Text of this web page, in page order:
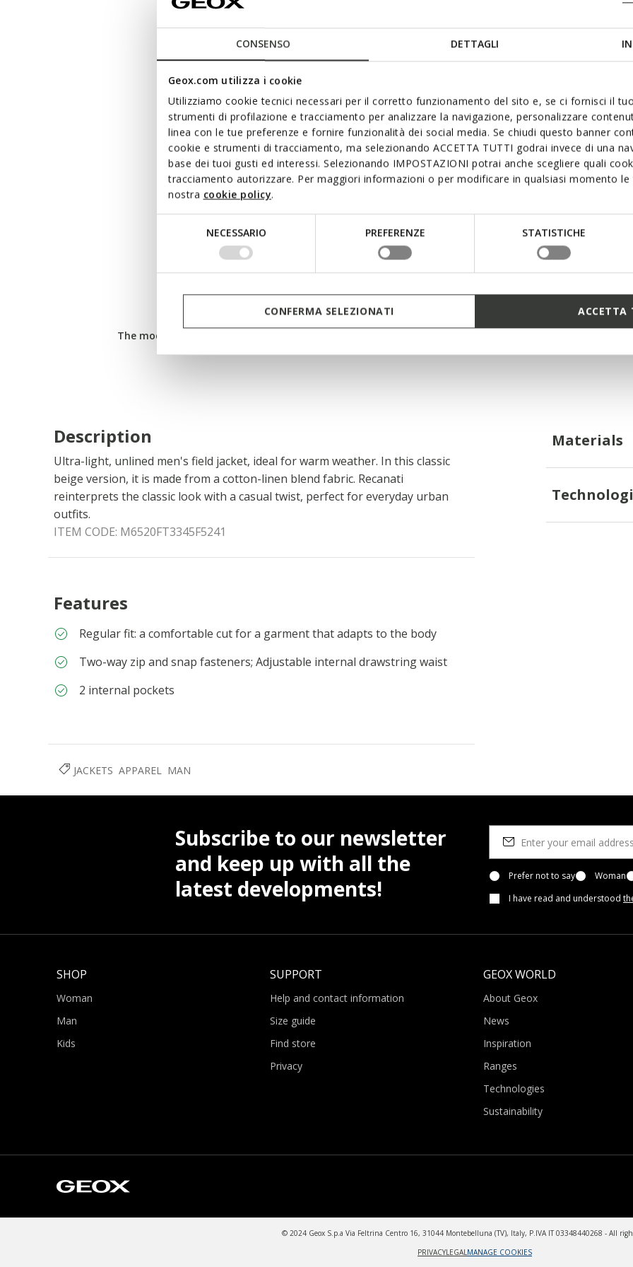
CONSENSO DETTAGLI
Geox.com utilizza i cookie
Utilizziamo cookie tecnici necessari per il corretto funzionamento del sito e, se ci fornisci il
strumenti di profilazione e tracciamento per analizzare la navigazione, personalizzare
linea con le tue preferenze e fornire funzionalità dei social media. Se chiudi questo banner
cookie e strumenti di tracciamento, ma selezionando ACCETTA TUTTI godrai invece di una
base dei tuoi gusti ed interessi. Selezionando IMPOSTAZIONI potrai anche scegliere quali
tracciamento autorizzare. Per maggiori informazioni o per modificare in qualsiasi momento
nostra cookie policy.
NECESSARIO PREFERENZE STATISTICHE
CONFERMA SELEZIONATI ACCETTA
Color
Font Size
Text Edge Style
The model is 186 cm / 6'1" tall and wears a size L
Description
Ultra-light, unlined men's field jacket, ideal for warm weather. In this classic
beige version, it is made from a cotton-linen blend fabric. Recanati
reinterprets the classic look with a casual twist, perfect for everyday urban
outfits.
ITEM CODE: M6520FT3345F5241
Features
Regular fit: a comfortable cut for a garment that adapts to the body
Two-way zip and snap fasteners; Adjustable internal drawstring waist
2 internal pockets
Materials
JACKETS APPAREL MAN
Subscribe to our newsletter
and keep up with all the
latest developments!
Prefer not to say
Woman
I have read and understood
SHOP
Woman
Man
Kids
SUPPORT
Help and contact information
Size guide
Find store
Privacy
GEOX WORLD
About Geox
News
Inspiration
Ranges
Technologies
Sustainability
© 2024 Geox S.p.a Via Feltrina Centro 16, 31044 Montebelluna (TV), Italy, P.IVA IT 03348440268 - All
PRIVACYLEGALMANAGE COOKIES